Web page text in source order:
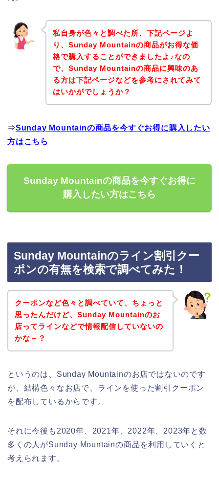
私自身が色々と調べた所、下記ページよ
り、Sunday Mountainの商品がお得な価
格で購入することができましたよ♪なの
で、Sunday Mountainの商品に興味のあ
る方は下記ページなどを参考にされてみて
はいかがでしょうか？
⇒Sunday Mountainの商品を今すぐお得に購入したい
方はこちら
Sunday Mountainの商品を今すぐお得に
購入したい方はこちら
Sunday Mountainのライン割引クー
ポンの有無を検索で調べてみた！
クーポンなど色々と調べていて、ちょっと
思ったんだけど、Sunday Mountainのお
店ってラインなどで情報配信していないの
かな～？
というのは、Sunday Mountainのお店ではないのです
が、結構色々なお店で、ラインを使った割引クーポン
を配布しているからです。
それに今後も2020年、2021年、2022年、2023年と数
多くの人がSunday Mountainの商品を利用していくと
考えられます。